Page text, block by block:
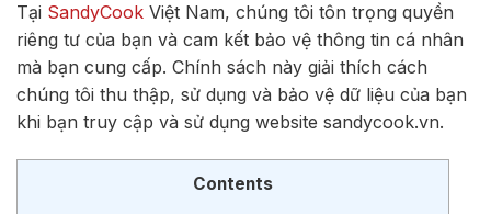
Tại SandyCook Việt Nam, chúng tôi tôn trọng quyền
riêng tư của bạn và cam kết bảo vệ thông tin cá nhân
mà bạn cung cấp. Chính sách này giải thích cách
chúng tôi thu thập, sử dụng và bảo vệ dữ liệu của bạn
khi bạn truy cập và sử dụng website sandycook.vn.
Contents